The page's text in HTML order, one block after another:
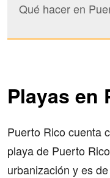
Qué hacer en
Playas en
Puerto Rico cuenta
playa de Puerto
urbanización y es